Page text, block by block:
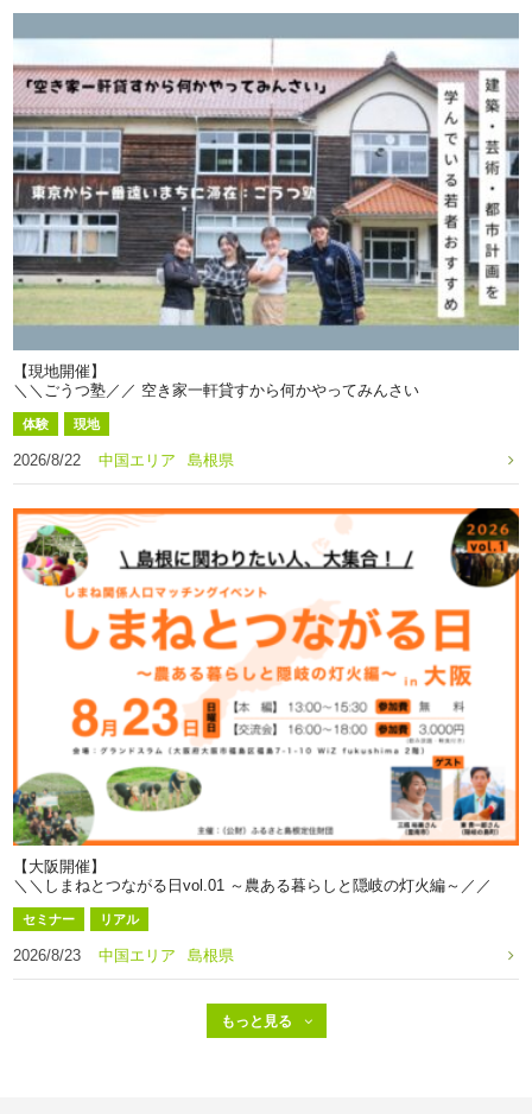
【現地開催】
＼＼ごうつ塾／／ 空き家一軒貸すから何かやってみんさい
体験 現地
2026/8/22 中国エリア 島根県
【大阪開催】
＼＼しまねとつながる日vol.01 ～農ある暮らしと隠岐の灯火編～／／
セミナー リアル
2026/8/23 中国エリア 島根県